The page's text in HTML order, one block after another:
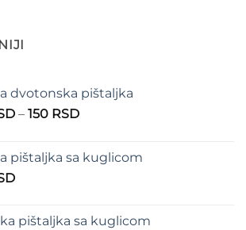
dvotonska pištaljka
– 150 RSDRaspon
100 RSD
pištaljka sa kuglicom
pištaljka sa kuglicom